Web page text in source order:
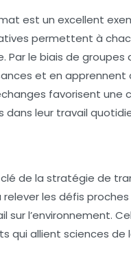
est un excellent
permettent à
le biais de groupes
et en
favorisent
dans leur travail
de la stratégie de
les défis
sur l’environnement.
qui allient sciences